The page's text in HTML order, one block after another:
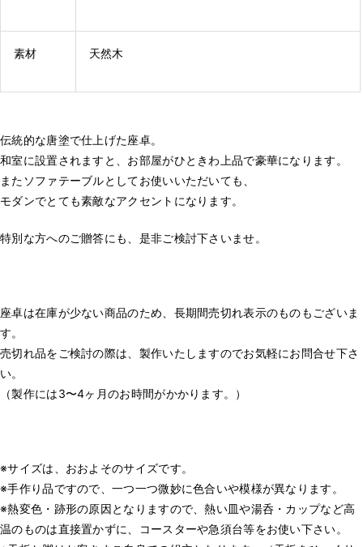
素材 天然木
伝統的な唐塗で仕上げた座卓。
和室に設置されますと、お部屋がひときわ上品で豪華になります。
またソファテーブルとしてお使いいただいても、
モダンでとても素敵なアクセントになります。
特別な方へのご贈答にも、是非ご検討下さいませ。
座卓は在庫が少ない商品のため、長期間売切れ表示のものもございま
す。
売切れ品をご検討の際は、製作いたしますのでお気軽にお問合せ下さ
い。
（製作には3〜4ヶ月のお時間がかかります。）
※サイズは、おおよそのサイズです。
※手作り品ですので、一つ一つ微妙に色合いや模様が異なります。
※熱変色・跡形の原因となりますので、熱い皿や湯呑・カップなど高
温のものは直接置かずに、コースターや急須台等をお使い下さい。